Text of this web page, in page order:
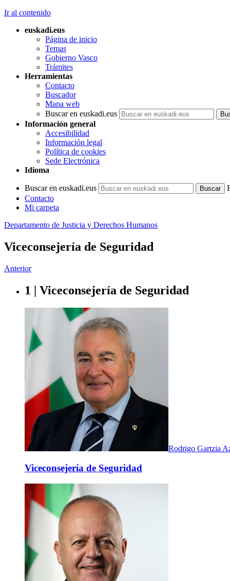
Ir al contenido
euskadi.eus
Página de inicio
Temas
Gobierno Vasco
Trámites
Herramientas
Contacto
Buscador
Mapa web
Buscar en euskadi.eus
Información general
Accesibilidad
Información legal
Política de cookies
Sede Electrónica
Idioma
Buscar en euskadi.eus
Contacto
Mi carpeta
Departamento de Justicia y Derechos Humanos
Viceconsejería de Seguridad
Anterior
1 | Viceconsejería de Seguridad
Rodrigo Gartzia
Viceconsejería de Seguridad